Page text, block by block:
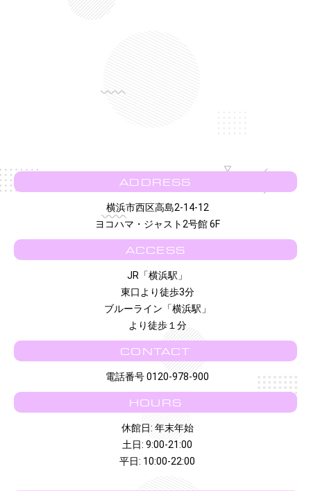
ADDRESS
横浜市西区高島2-14-12
ヨコハマ・ジャスト2号館 6F
ACCESS
JR「横浜駅」
東口より徒歩3分
ブルーライン「横浜駅」
より徒歩１分
CONTACT
電話番号 0120-978-900
HOURS
休館日: 年末年始
土日: 9:00-21:00
平日: 10:00-22:00